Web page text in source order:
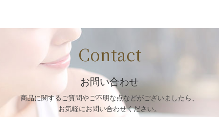
Contact
お問い合わせ
商品に関するご質問やご不明な点などがございましたら、
お気軽にお問い合わせください。